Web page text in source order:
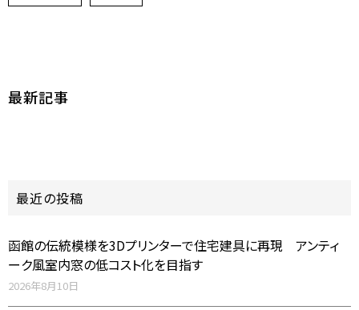
最新記事
最近の投稿
函館の伝統模様を3Dプリンターで住宅建具に再現 アンティ
ーク風室内窓の低コスト化を目指す
2026年8月10日